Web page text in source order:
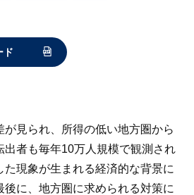
ド
見られ、所得の低い地方圏から
出者も毎年10万人規模で観測され
た現象が生まれる経済的な背景に
に、地方圏に求められる対策に